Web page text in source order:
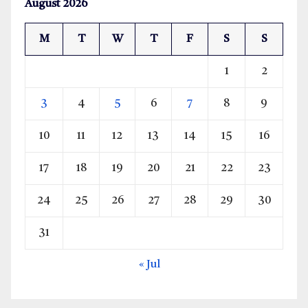
August 2026
M T W T F S S
1 2
3 4 5 6 7 8 9
10 11 12 13 14 15 16
17 18 19 20 21 22 23
24 25 26 27 28 29 30
31
« Jul